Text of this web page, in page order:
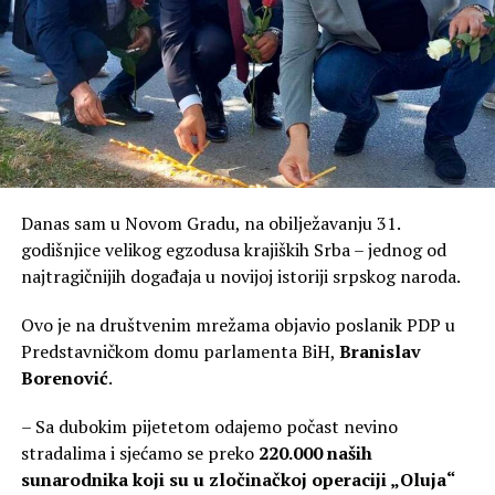
Metals iz Velike Britanije koštala preko 400 miliona
maraka, a da su očekivanja da će do 2050. prihodovati
oko pet milijardi maraka.
„Zlatna koka“ rudarstva
Međutim, Adriatic Metals je ubrzo za 1,3 milijarde dolara
prodat kompaniji Dundee Precious Metals (DPM), koji je
postao i vlasnik rudnika u Varešu, koji je tada zabilježio
gubitak u poslovanju 44,4 miliona KM, uz prihod od 52,7
miliona KM, kako pokazuju zvanični finansijski izvještaji.
Ipak, već u drugoj godini rada, rudnik postaje prava
„zlatna koka“ i svojim vlasnicima donosi profit od čak
118 miliona maraka. Međutim, uprkos tome što smo im
Iza impresivnih poslovnih rezultata, međutim, od
početka se nižu kontroverze.
Danas sam u Novom Gradu, na obilježavanju 31.
godišnjice velikog egzodusa krajiških Srba – jednog od
najtragičnijih događaja u novijoj istoriji srpskog naroda.
Ovo je na društvenim mrežama objavio poslanik PDP u
Predstavničkom domu parlamenta BiH, Branislav
Borenović.
– Sa dubokim pijetetom odajemo počast nevino
stradalima i sjećamo se preko 220.000 naših
sunarodnika koji su u zločinačkoj operaciji „Oluja“